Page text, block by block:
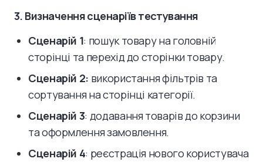
3. Визначення сценаріїв тестування
Сценарій 1: пошук товару на головній
сторінці та перехід до сторінки товару.
Сценарій 2: використання фільтрів та
сортування на сторінці категорії.
Сценарій 3: додавання товарів до корзини
та оформлення замовлення.
Сценарій 4: реєстрація нового користувача